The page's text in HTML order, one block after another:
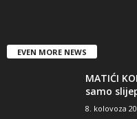
EVEN MORE NEWS
MATIĆI
samo
8. kolovoza